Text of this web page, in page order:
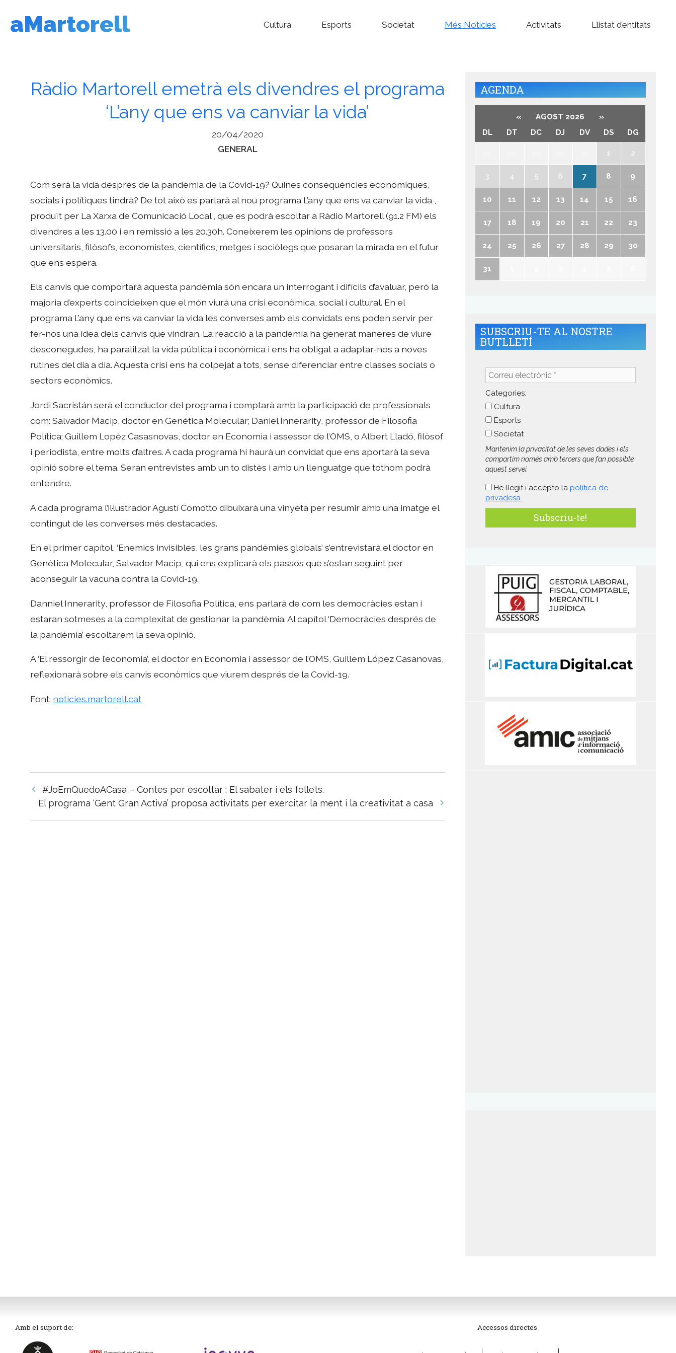
contingut
aMartorell Cultura Esports Societat Més Notícies Activitats Llistat d’entitats
Ràdio Martorell emetrà els divendres el programa
‘L’any que ens va canviar la vida’
20/04/2020
Categories
GENERAL
Com serà la vida després de la pandèmia de la Covid-19? Quines conseqüències econòmiques,
socials i polítiques tindrà? De tot això es parlarà al nou programa L’any que ens va canviar la vida ,
produït per La Xarxa de Comunicació Local , que es podrà escoltar a Ràdio Martorell (91.2 FM) els
divendres a les 13.00 i en remissió a les 20.30h. Coneixerem les opinions de professors
universitaris, filòsofs, economistes, científics, metges i sociòlegs que posaran la mirada en el futur
que ens espera.
Els canvis que comportarà aquesta pandèmia són encara un interrogant i difícils d’avaluar, però la
majoria d’experts coincideixen que el món viurà una crisi econòmica, social i cultural. En el
programa L’any que ens va canviar la vida les converses amb els convidats ens poden servir per
fer-nos una idea dels canvis que vindran. La reacció a la pandèmia ha generat maneres de viure
desconegudes, ha paralitzat la vida pública i econòmica i ens ha obligat a adaptar-nos a noves
rutines del dia a dia. Aquesta crisi ens ha colpejat a tots, sense diferenciar entre classes socials o
sectors econòmics.
Jordi Sacristán serà el conductor del programa i comptarà amb la participació de professionals
com: Salvador Macip, doctor en Genètica Molecular; Daniel Innerarity, professor de Filosofia
Política; Guillem Lopéz Casasnovas, doctor en Economia i assessor de l’OMS, o Albert Lladó, filòsof
i periodista, entre molts d’altres. A cada programa hi haurà un convidat que ens aportarà la seva
opinió sobre el tema. Seran entrevistes amb un to distès i amb un llenguatge que tothom podrà
entendre.
A cada programa l’il·lustrador Agustí Comotto dibuixarà una vinyeta per resumir amb una imatge el
contingut de les converses més destacades.
En el primer capítol, ‘Enemics invisibles, les grans pandèmies globals’ s’entrevistarà el doctor en
Genètica Molecular, Salvador Macip, qui ens explicarà els passos que s’estan seguint per
aconseguir la vacuna contra la Covid-19.
Danniel Innerarity, professor de Filosofia Política, ens parlarà de com les democràcies estan i
estaran sotmeses a la complexitat de gestionar la pandèmia. Al capítol ‘Democràcies després de
la pandèmia’ escoltarem la seva opinió.
A ‘El ressorgir de l’economia’, el doctor en Economia i assessor de l’OMS, Guillem López Casanovas,
reflexionarà sobre els canvis econòmics que viurem després de la Covid-19.
Font: noticies.martorell.cat
Navegació
per
#JoEmQuedoACasa – Contes per escoltar : El sabater i els follets.
El programa ‘Gent Gran Activa’ proposa activitats per exercitar la ment i la creativitat a casa
AGENDA
« AGOST 2026
»
DL
DT DC DJ DV DS DG
1 2
3 4 5 6 7 8 9
10 11 12 13 14 15 16
17 18 19 20 21 22 23
24 25 26 27 28 29 30
31
SUBSCRIU-TE AL NOSTRE
BUTLLETÍ
Correu
electrònic
*Categories:
Cultura
Esports
Societat
Mantenim la privacitat de les seves dades i els
compartim només amb tercers que fan possible
aquest servei.
He llegit i accepto la política de
privadesa
Amb el suport de: Accessos directes